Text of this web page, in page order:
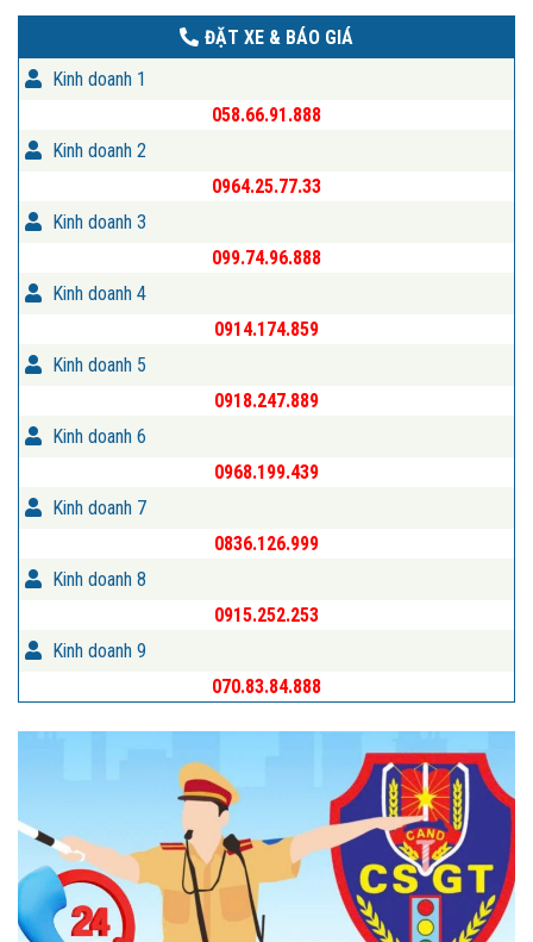
ĐẶT XE & BÁO GIÁ
Kinh doanh 1
058.66.91.888
Kinh doanh 2
0964.25.77.33
Kinh doanh 3
099.74.96.888
Kinh doanh 4
0914.174.859
Kinh doanh 5
0918.247.889
Kinh doanh 6
0968.199.439
Kinh doanh 7
0836.126.999
Kinh doanh 8
0915.252.253
Kinh doanh 9
070.83.84.888